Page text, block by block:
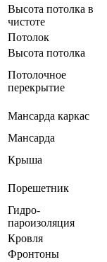
Высота потолка в
чистоте
Потолок
Высота потолка
Потолочное
перекрытие
Мансарда каркас
Мансарда
Крыша
Порешетник
Гидро-
пароизоляция
Кровля
Фронтоны